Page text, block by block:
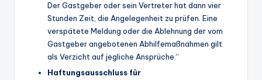
Der Gastgeber oder sein Vertreter hat dann vier
Stunden Zeit, die Angelegenheit zu prüfen. Eine
verspätete Meldung oder die Ablehnung der vom
Gastgeber angebotenen Abhilfemaßnahmen gilt
als Verzicht auf jegliche Ansprüche.“
Haftungsausschluss für